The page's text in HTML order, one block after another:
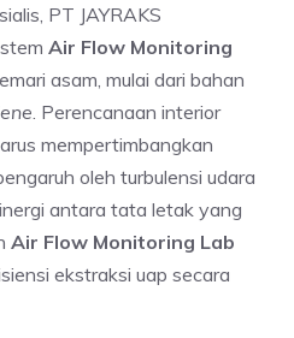
PT JAYRAKS
Air Flow Monitoring
asam, mulai dari bahan
. Perencanaan interior
mempertimbangkan
oleh turbulensi udara
antara tata letak yang
Air Flow Monitoring Lab
ekstraksi uap secara